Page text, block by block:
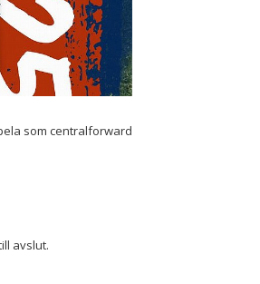
som centralforward
avslut.